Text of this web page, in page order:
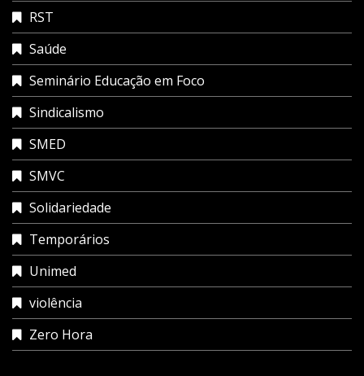
RST
Saúde
Seminário Educação em Foco
Sindicalismo
SMED
SMVC
Solidariedade
Temporários
Unimed
violência
Zero Hora